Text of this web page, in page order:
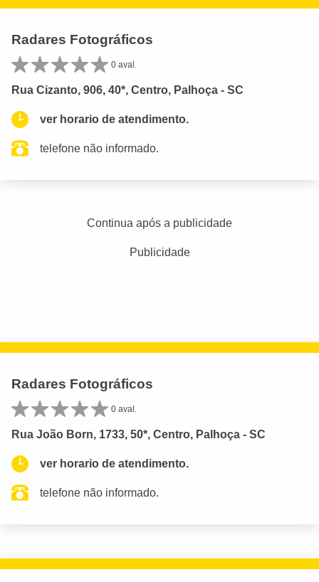
Radares Fotográficos
0 aval.
Rua Cizanto, 906, 40*, Centro, Palhoça - SC
ver horario de atendimento.
telefone não informado.
Continua após a publicidade
Publicidade
Radares Fotográficos
0 aval.
Rua João Born, 1733, 50*, Centro, Palhoça - SC
ver horario de atendimento.
telefone não informado.